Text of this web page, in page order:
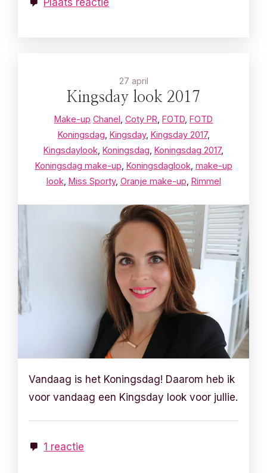
Plaats reactie
27 april
Kingsday look 2017
Make-up Chanel Coty PR FOTD FOTD
Koningsdag Kingsday, Kingsday 2017,
Kingsdaylook Koningsdag Koningsdag 2017,
Koningsdag make-up Koningsdaglook make-up
look Miss Sporty, Oranje make-up Rimmel
Vandaag is het Koningsdag! Daarom heb ik
voor vandaag een Kingsday look voor jullie.
1 reactie